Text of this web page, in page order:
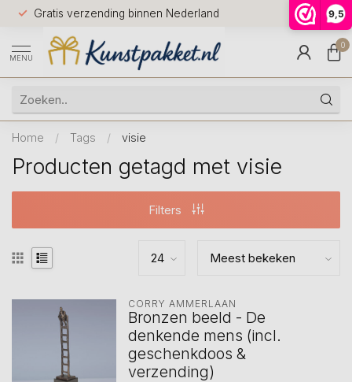
9,5
Gratis verzending binnen Nederland
Voor
huis
9.5
MENU
0
Home / Tags / visie
Producten getagd met visie
Filters
CORRY AMMERLAAN
Bronzen beeld - De
denkende mens (incl.
geschenkdoos &
verzending)